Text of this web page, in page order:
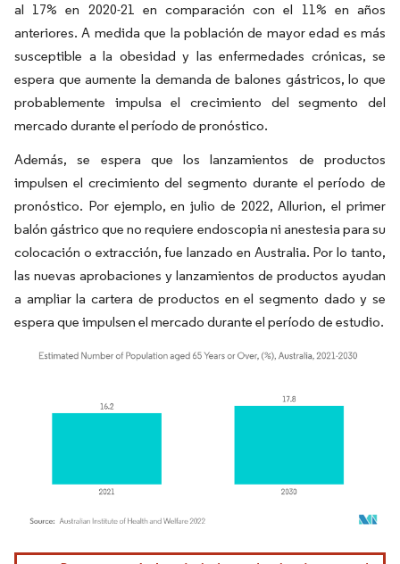
al 17% en 2020-21 en comparación con el 11% en años
anteriores. A medida que la población de mayor edad es más
susceptible a la obesidad y las enfermedades crónicas, se
espera que aumente la demanda de balones gástricos, lo que
probablemente impulsa el crecimiento del segmento del
mercado durante el período de pronóstico.
Además, se espera que los lanzamientos de productos
impulsen el crecimiento del segmento durante el período de
pronóstico. Por ejemplo, en julio de 2022, Allurion, el primer
balón gástrico que no requiere endoscopia ni anestesia para su
colocación o extracción, fue lanzado en Australia. Por lo tanto,
las nuevas aprobaciones y lanzamientos de productos ayudan
a ampliar la cartera de productos en el segmento dado y se
espera que impulsen el mercado durante el período de estudio.
Imagen © Mordor Intelligence. El uso requiere atribución según CC BY 4.0.